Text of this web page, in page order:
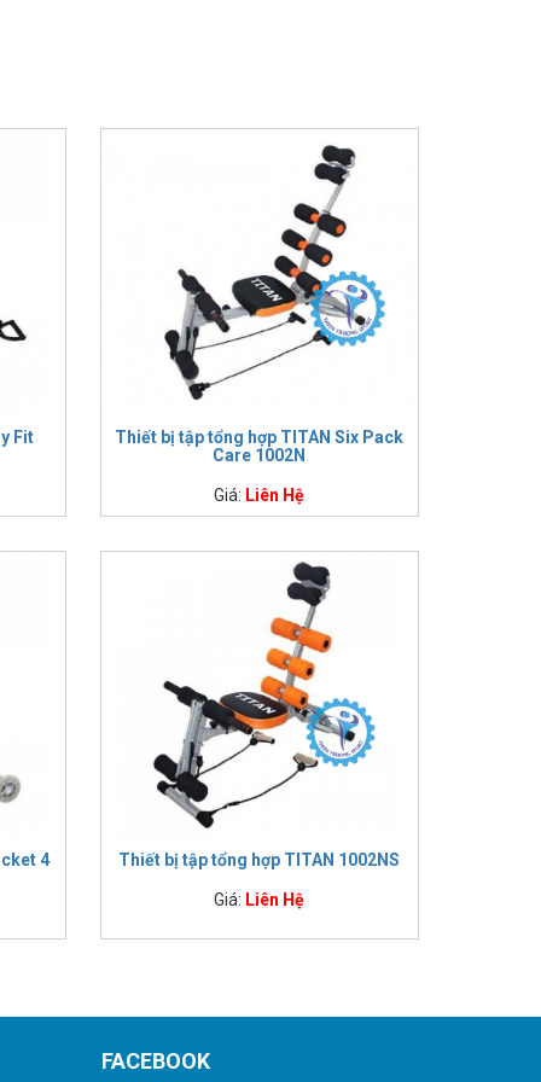
Fit
Thiết bị tập tổng hợp TITAN Six Pack
Care 1002N
Giá: Liên Hệ
4 Thiết bị tập tổng hợp TITAN 1002NS
Giá: Liên Hệ
FACEBOOK